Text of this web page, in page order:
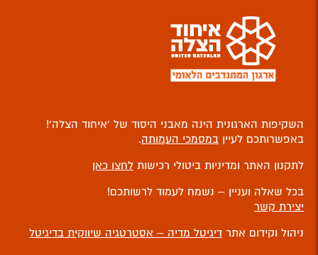
השקיפות הארגונית הינה מאבני היסוד של ‘איחוד הצלה’!
באפשרותכם לעיין במסמכי העמותה.
לתקנון האתר ומדיניות ביטולי רכישות לחצו כאן
בכל שאלה ועניין – נשמח לעמוד לרשותכם!
יצירת קשר
ניהול וקידום אתר דיגיטל מדיה – אסטרטגיה שיווקית בדיגיטל